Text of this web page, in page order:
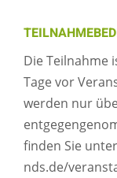
Die Teilnahme
Tage vor
werden nur
finden Sie
nds.de/